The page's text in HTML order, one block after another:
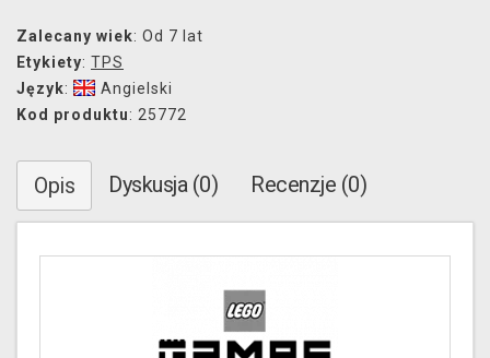
Zalecany wiek: Od 7 lat
Etykiety: TPS
Język:
Angielski
Kod produktu: 25772
Opis Dyskusja (0) Recenzje (0)